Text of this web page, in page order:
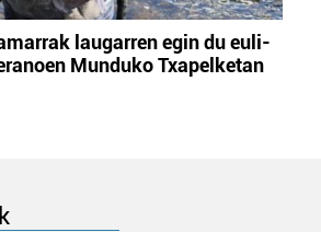
laugarren egin du euli-
Munduko Txapelketan